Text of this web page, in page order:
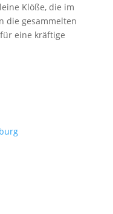
Klöße, die im
die gesammelten
eine kräftige